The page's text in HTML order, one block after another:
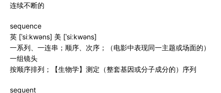
连续不断的
sequence
英 [ˈsiːkwəns] 美 [ˈsiːkwəns]
一系列、一连串；顺序、次序；（电影中表现同一主题或场面的）
一组镜头
按顺序排列；【生物学】测定（整套基因或分子成分的）序列
sequent